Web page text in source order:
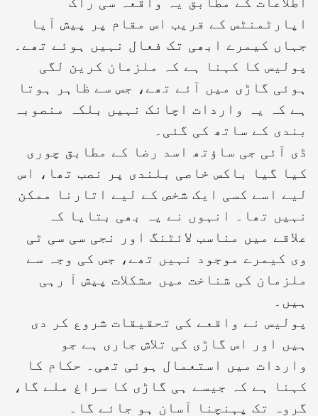
اپارٹمنٹس کے قریب اس مقام پر پیش آیا
جہاں کیمرے ابھی تک فعال نہیں ہوئے تھے۔
پولیس کا کہنا ہے کہ ملزمان کرین لگی
ہوئی گاڑی میں آئے تھے، جس سے ظاہر ہوتا
ہے کہ یہ واردات اچانک نہیں بلکہ منصوبہ
بندی کے ساتھ کی گئی۔
ڈی آئی جی ساؤتھ اسد رضا کے مطابق چوری
کیا گیا باکس خاصی بلندی پر نصب تھا، اس
لیے اسے کسی ایک شخص کے لیے اتارنا ممکن
نہیں تھا۔ انہوں نے یہ بھی بتایا کہ
علاقے میں مناسب لائٹنگ اور نجی سی سی ٹی
وی کیمرے موجود نہیں تھے، جس کی وجہ سے
ملزمان کی شناخت میں مشکلات پیش آ رہی
ہیں۔
پولیس نے واقعے کی تحقیقات شروع کر دی
ہیں اور اس گاڑی کی تلاش جاری ہے جو
واردات میں استعمال ہوئی تھی۔ حکام کا
کہنا ہے کہ جیسے ہی گاڑی کا سراغ ملے گا،
گروہ تک پہنچنا آسان ہو جائے گا۔